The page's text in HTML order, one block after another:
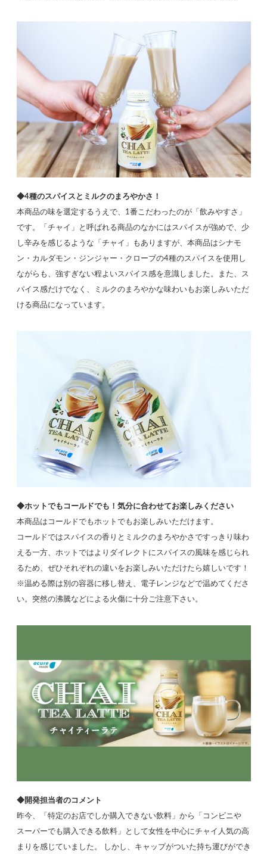
◆4種のスパイスとミルクのまろやかさ！
本商品の味を選定するうえで、1番こだわったのが「飲みやすさ」
です。「チャイ」と呼ばれる商品のなかにはスパイスが強めで、少
し辛みを感じるような「チャイ」もありますが、本商品はシナモ
ン・カルダモン・ジンジャー・クローブの4種のスパイスを使用し
ながらも、強すぎない程よいスパイス感を意識しました。また、ス
パイス感だけでなく、ミルクのまろやかな味わいもお楽しみいただ
ける商品になっています。
◆ホットでもコールドでも！気分に合わせてお楽しみください
本商品はコールドでもホットでもお楽しみいただけます。
コールドではスパイスの香りとミルクのまろやかさですっきり味わ
える一方、ホットではよりダイレクトにスパイスの風味を感じられ
るため、ぜひそれぞれの違いをお楽しみいただけたら嬉しいです！
※温める際は別の容器に移し替え、電子レンジなどで温めてくださ
い。突然の沸騰などによる火傷に十分ご注意下さい。
◆開発担当者のコメント
昨今、「特定のお店でしか購入できない飲料」から「コンビニや
スーパーでも購入できる飲料」として女性を中心にチャイ人気の高
まりを感じていました。 しかし、キャップがついた持ち運びができ